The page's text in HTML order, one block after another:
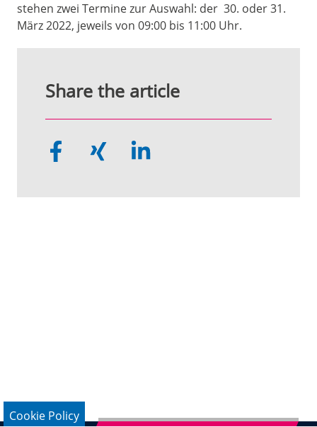
stehen zwei Termine zur Auswahl: der 30. oder 31.
März 2022, jeweils von 09:00 bis 11:00 Uhr.
Share the article
Cookie Policy